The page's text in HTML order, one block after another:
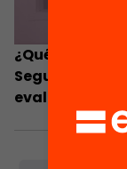
¿Qué ha
Segundas
evaluación?